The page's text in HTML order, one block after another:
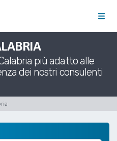
più adatto alle
dei nostri consulenti